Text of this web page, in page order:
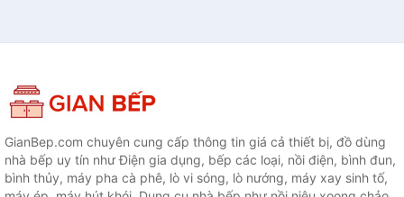
GianBep.com chuyên cung cấp thông tin giá cả thiết bị, đồ dùng
nhà bếp uy tín như Điện gia dụng, bếp các loại, nồi điện, bình đun,
bình thủy, máy pha cà phê, lò vi sóng, lò nướng, máy xay sinh tố,